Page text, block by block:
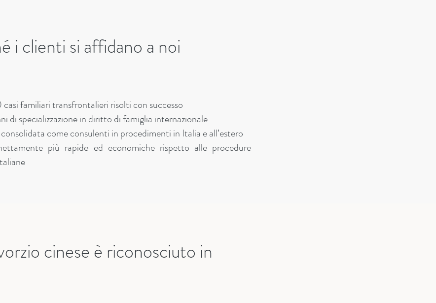
i clienti si affidano a noi
familiari transfrontalieri risolti con successo
di specializzazione in diritto di famiglia internazionale
come consulenti in procedimenti in Italia e all’estero
più rapide ed economiche rispetto alle procedure
cinese è riconosciuto in